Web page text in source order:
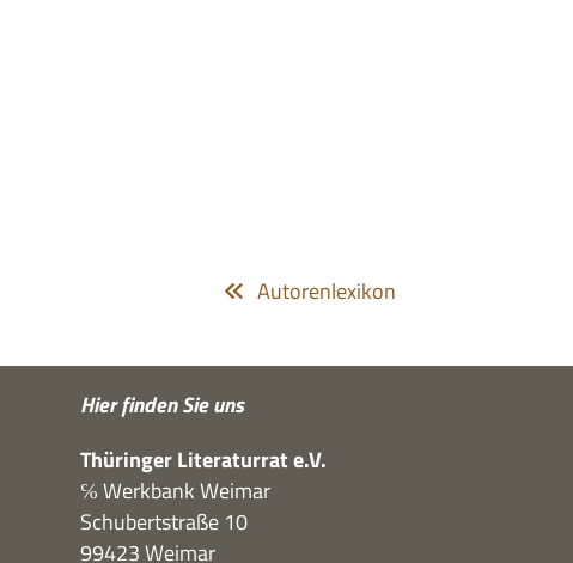
Autorenlexikon
Hier fin­den Sie uns
Thü­rin­ger Lite­ra­tur­rat e.V.
℅ Werk­bank Weimar
Schu­bert­straße 10
99423 Weimar